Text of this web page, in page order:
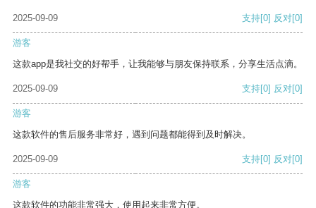
2025-09-09 支持[0] 反对[0]
游客
这款app是我社交的好帮手，让我能够与朋友保持联系，分享生活点滴。
2025-09-09 支持[0] 反对[0]
游客
这款软件的售后服务非常好，遇到问题都能得到及时解决。
2025-09-09 支持[0] 反对[0]
游客
这款软件的功能非常强大，使用起来非常方便。